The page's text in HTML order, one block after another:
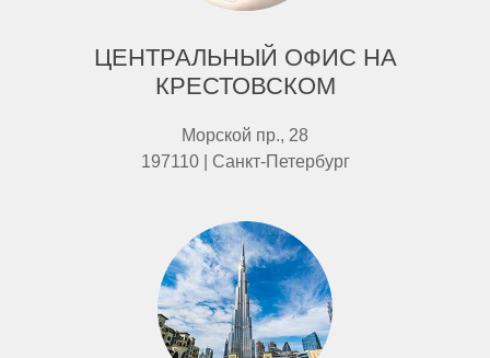
ЦЕНТРАЛЬНЫЙ ОФИС НА
КРЕСТОВСКОМ
Морской пр., 28
197110 | Санкт-Петербург